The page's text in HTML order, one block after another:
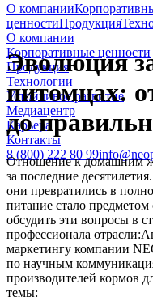
О компании
ценностиПродукция
О компании
Корпоративные ценности
Продукция
Технологии
Устойчивое развитие
Медиацентр
Карьера
Контакты
8 (800) 222 80 99
Эволюция
питомцах:
до
Отношение к домашним
за последние
они превратились в
питание стало
обсудить эти вопросы в
профессионала
маркетингу компании
по научным
производителей кормов
темы: